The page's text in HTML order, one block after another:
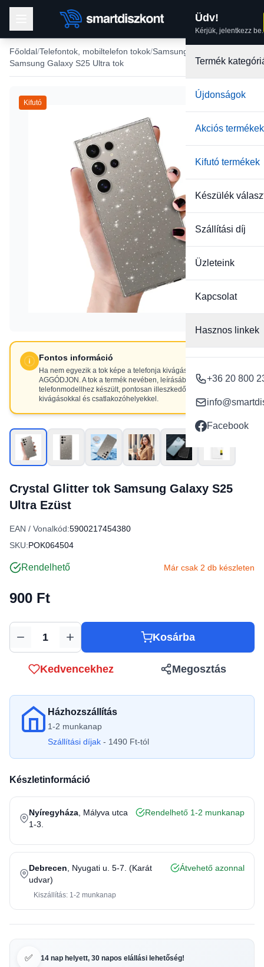
Üdv!
Kérjük, jelentkezz be.
Termék
Újdonságok
Akciós termékek
Kifutó termékek
Készülék
Szállítási díj
Üzleteink
Kapcsolat
Hasznos linkek
+36 20 800
Facebook
Főoldal Telefontok, mobiltelefon tokok Samsung tokok
Samsung Galaxy S25 Ultra tok
Fontos információ
Ha nem egyezik a tok képe a telefonja kivágásaival, NE
AGGÓDJON. A tok a termék nevében, leírásában szereplő
telefonmodellhez készült, pontosan illeszkedő
kivágásokkal és csatlakozóhelyekkel.
Kifutó
Crystal Glitter tok Samsung Galaxy S25
Ultra Ezüst
EAN / Vonalkód:5900217454380
SKU:POK064504
Rendelhető Már csak 2 db készleten
900 Ft
Mennyiség Kosárba
Kedvencekhez Megosztás
Házhozszállítás
1-2 munkanap
Szállítási díjak - 1490 Ft-tól
Készletinformáció
Nyíregyháza , Mályva utca
1-3.
Rendelhető 1-2 munkanap
Debrecen , Nyugati u. 5-7. (Karát
udvar)
Átvehető azonnal
Kiszállítás: 1-2 munkanap
✅ 14 nap helyett, 30 napos elállási lehetőség!